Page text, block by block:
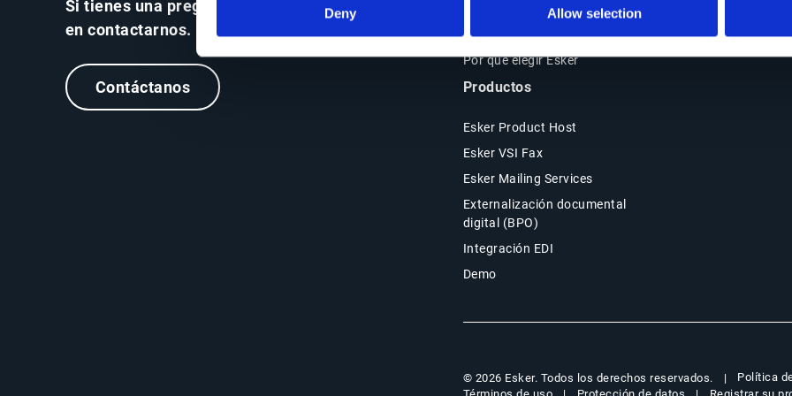
Deny Allow selection
Si tienes una pregunta, no dudes
en contactarnos.
Contáctanos
Acceso de clientes
Por qué elegir Esker
Productos
Esker Product Host
Esker VSI Fax
Esker Mailing Services
Externalización documental
digital (BPO)
Integración EDI
Demo
© 2026 Esker. Todos los derechos reservados.
Política